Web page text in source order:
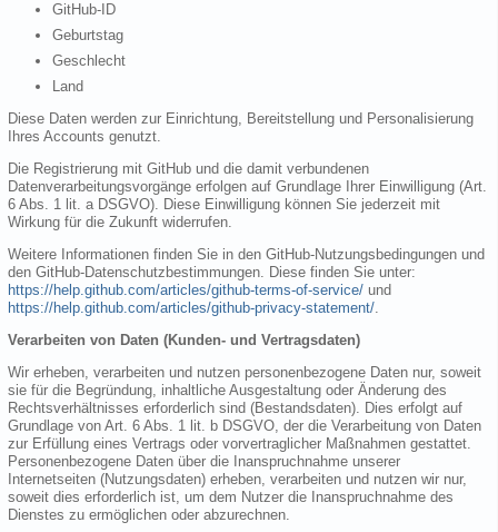
GitHub-ID
Geburtstag
Geschlecht
Land
Diese Daten werden zur Einrichtung, Bereitstellung und Personalisierung
Ihres Accounts genutzt.
Die Registrierung mit GitHub und die damit verbundenen
Datenverarbeitungsvorgänge erfolgen auf Grundlage Ihrer Einwilligung (Art.
6 Abs. 1 lit. a DSGVO). Diese Einwilligung können Sie jederzeit mit
Wirkung für die Zukunft widerrufen.
Weitere Informationen finden Sie in den GitHub-Nutzungsbedingungen und
den GitHub-Datenschutzbestimmungen. Diese finden Sie unter:
https://help.github.com/articles/github-terms-of-service/ und
https://help.github.com/articles/github-privacy-statement/.
Verarbeiten von Daten (Kunden- und Vertragsdaten)
Wir erheben, verarbeiten und nutzen personenbezogene Daten nur, soweit
sie für die Begründung, inhaltliche Ausgestaltung oder Änderung des
Rechtsverhältnisses erforderlich sind (Bestandsdaten). Dies erfolgt auf
Grundlage von Art. 6 Abs. 1 lit. b DSGVO, der die Verarbeitung von Daten
zur Erfüllung eines Vertrags oder vorvertraglicher Maßnahmen gestattet.
Personenbezogene Daten über die Inanspruchnahme unserer
Internetseiten (Nutzungsdaten) erheben, verarbeiten und nutzen wir nur,
soweit dies erforderlich ist, um dem Nutzer die Inanspruchnahme des
Dienstes zu ermöglichen oder abzurechnen.